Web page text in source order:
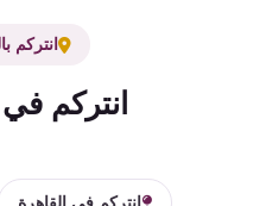
انتركم
انتركم